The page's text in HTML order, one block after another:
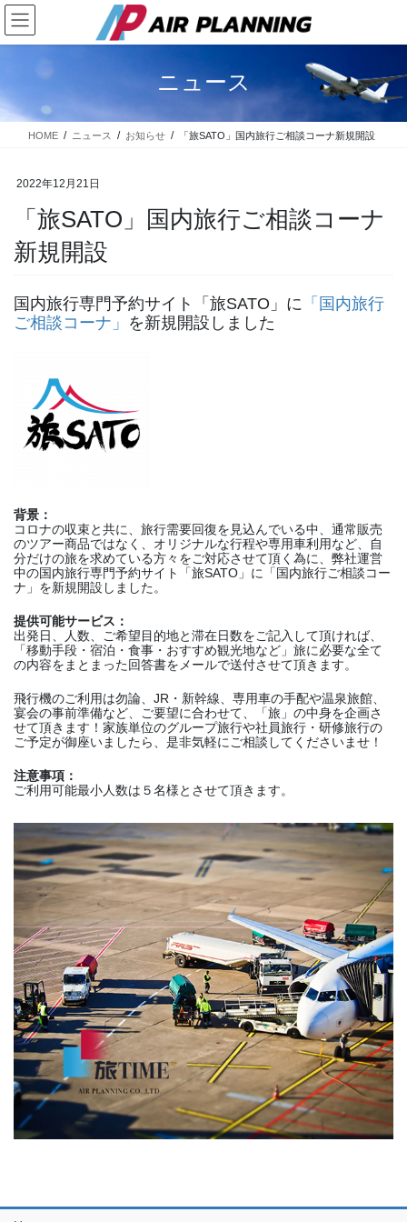
コ
ン
テ
に
移
ナ
ビ
ゲ
ョ
ン
ニュース
HOME ニュース お知らせ 「旅SATO」国内旅行ご相談コーナ新規開設
2022年12月21日
「旅SATO」国内旅行ご相談コーナ
新規開設
国内旅行専門予約サイト「旅SATO」に 「国内旅行
ご相談コーナ」 を新規開設しました
背景：
コロナの収束と共に、旅行需要回復を見込んでいる中、通常販売
のツアー商品ではなく、オリジナルな行程や専用車利用など、自
分だけの旅を求めている方々をご対応させて頂く為に、弊社運営
中の国内旅行専門予約サイト「旅SATO」に「国内旅行ご相談コー
ナ」を新規開設しました。
提供可能サービス：
出発日、人数、ご希望目的地と滞在日数をご記入して頂ければ、
「移動手段・宿泊・食事・おすすめ観光地など」旅に必要な全て
の内容をまとまった回答書をメールで送付させて頂きます。
飛行機のご利用は勿論、JR・新幹線、専用車の手配や温泉旅館、
宴会の事前準備など、ご要望に合わせて、「旅」の中身を企画さ
せて頂きます！家族単位のグループ旅行や社員旅行・研修旅行の
ご予定が御座いましたら、是非気軽にご相談してくださいませ！
注意事項：
ご利用可能最小人数は５名様とさせて頂きます。